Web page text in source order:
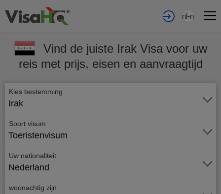
nl-nl
Vind de juiste Irak Visa voor uw
reis met prijs, eisen en aanvraagtijd
Kies bestemming
Irak
Soort visum
Toeristenvisum
Uw nationaliteit
Nederland
woonachtig zijn